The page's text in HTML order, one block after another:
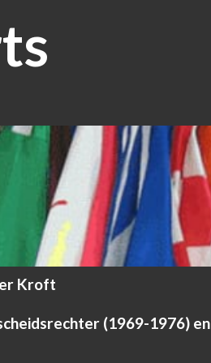
Kroft
(1969-1976) en